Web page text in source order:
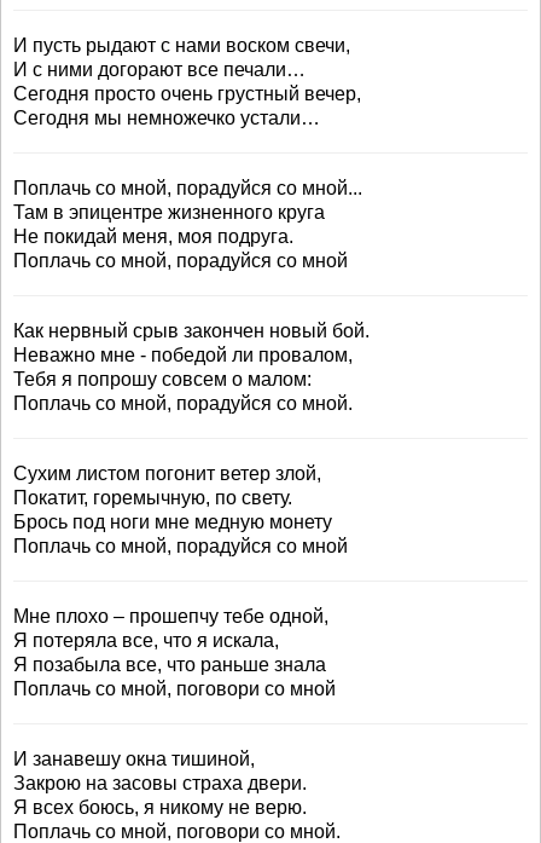
И пусть рыдают с нами воском свечи,
И с ними догорают все печали…
Сегодня просто очень грустный вечер,
Сегодня мы немножечко устали…
Поплачь со мной, порадуйся со мной...
Там в эпицентре жизненного круга
Не покидай меня, моя подруга.
Поплачь со мной, порадуйся со мной
Как нервный срыв закончен новый бой.
Неважно мне - победой ли провалом,
Тебя я попрошу совсем о малом:
Поплачь со мной, порадуйся со мной.
Сухим листом погонит ветер злой,
Покатит, горемычную, по свету.
Брось под ноги мне медную монету
Поплачь со мной, порадуйся со мной
Мне плохо – прошепчу тебе одной,
Я потеряла все, что я искала,
Я позабыла все, что раньше знала
Поплачь со мной, поговори со мной
И занавешу окна тишиной,
Закрою на засовы страха двери.
Я всех боюсь, я никому не верю.
Поплачь со мной, поговори со мной.